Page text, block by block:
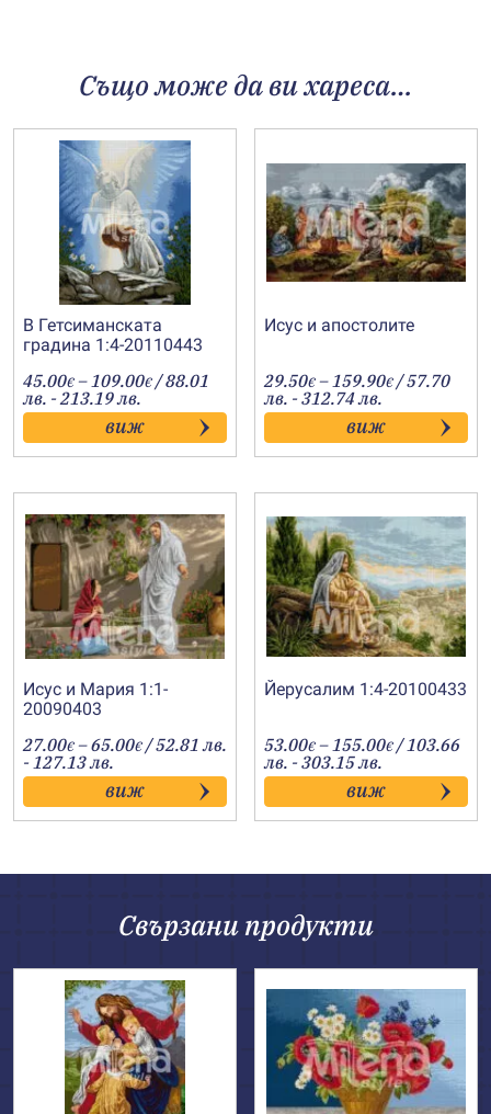
Също може да ви хареса…
В Гетсиманската
градина 1:4-20110443
45.00€ –109.00€Price
range:
45.00€
through
109.00€
/ 88.01
лв. - 213.19 лв.
виж
Исус и апостолите
29.50€ –159.90€Price
range:
29.50€
through
159.90€
/ 57.70
лв. - 312.74 лв.
виж
Исус и Мария 1:1-
20090403
27.00€ –65.00€Price
range:
27.00€
through
65.00€
/ 52.81 лв.
- 127.13 лв.
виж
Йерусалим 1:4-20100433
53.00€ –155.00€Price
range:
53.00€
through
155.00€
/ 103.66
лв. - 303.15 лв.
виж
Свързани продукти